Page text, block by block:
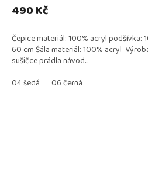
490 Kč
Čepice materiál: 100% acryl
60 cm Šála materiál: 100% acryl
sušičce prádla návod...
04 šedá
06 černá